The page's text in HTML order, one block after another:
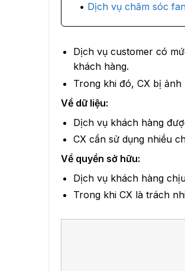
Dịch vụ chăm sóc
Dịch vụ customer có
khách hàng.
Trong khi đó, CX bị
Về dữ liệu:
Dịch vụ khách hàng
CX cần sử dụng nhiều
Về quyền sở hữu:
Dịch vụ khách hàng
Trong khi CX là trách